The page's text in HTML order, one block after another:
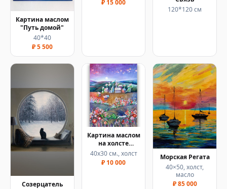
Картина маслом
"Путь домой"
40*40
₽ 5 500
₽ 15 000
120*120 см
Созерцатель
Картина маслом
на холсте
"Сиреневый
рассвет"
40х30 см., холст
₽ 10 000
Морская Регата
40×50, холст,
масло
₽ 85 000